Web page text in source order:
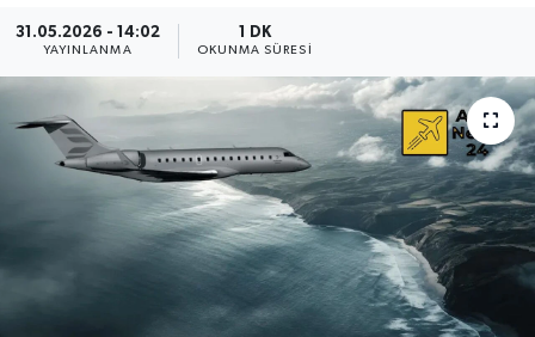
31.05.2026 - 14:02
YAYINLANMA
1 DK
OKUNMA SÜRESI